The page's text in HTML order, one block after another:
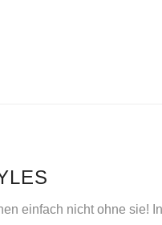
einfach nicht ohne